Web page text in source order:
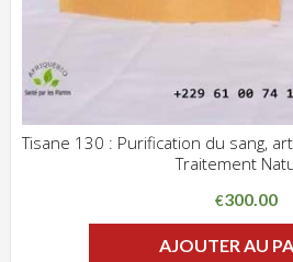
Tisane 130 : Purification du sang,
Traitement
€300.00
AJOUTER AU